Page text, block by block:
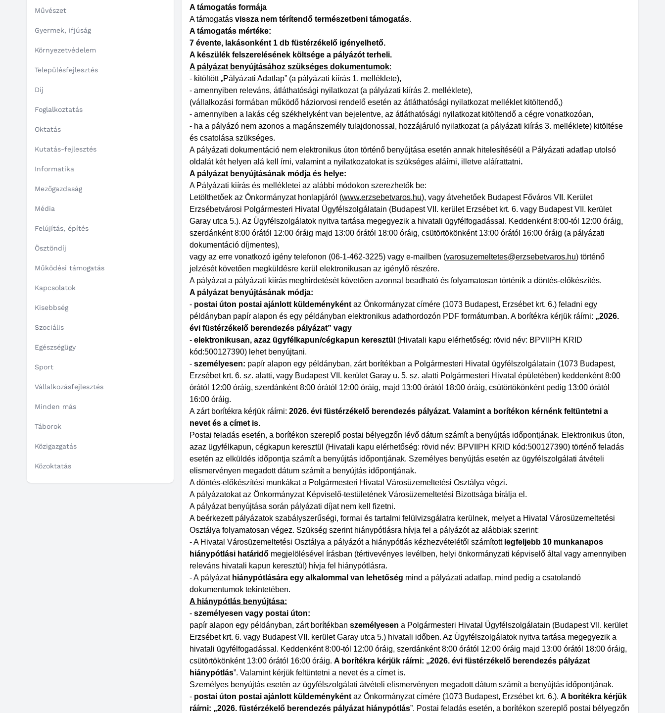
Művészet
Gyermek, ifjúság
Környezetvédelem
Településfejlesztés
Díj
Foglalkoztatás
Oktatás
Kutatás-fejlesztés
Informatika
Mezőgazdaság
Média
Felújítás, építés
Ösztöndíj
Működési támogatás
Kapcsolatok
Kisebbség
Szociális
Egészségügy
Sport
Vállalkozásfejlesztés
Minden más
Táborok
Közigazgatás
Közoktatás
A támogatás formája
A támogatás vissza nem térítendő természetbeni támogatás.
A támogatás mértéke:
7 évente, lakásonként 1 db füstérzékelő igényelhető.
A készülék felszerelésének költsége a pályázót terheli.
A pályázat benyújtásához szükséges dokumentumok:
- kitöltött „Pályázati Adatlap” (a pályázati kiírás 1. melléklete),
- amennyiben releváns, átláthatósági nyilatkozat (a pályázati kiírás 2. melléklete),
(vállalkozási formában működő háziorvosi rendelő esetén az átláthatósági nyilatkozat melléklet kitöltendő,)
- amennyiben a lakás cég székhelyként van bejelentve, az átláthatósági nyilatkozat kitöltendő a cégre vonatkozóan,
- ha a pályázó nem azonos a magánszemély tulajdonossal, hozzájáruló nyilatkozat (a pályázati kiírás 3. melléklete) kitöltése
és csatolása szükséges.
A pályázati dokumentáció nem elektronikus úton történő benyújtása esetén annak hitelesítéséül a Pályázati adatlap utolsó
oldalát két helyen alá kell írni, valamint a nyilatkozatokat is szükséges aláírni, illetve aláírattatni.
A pályázat benyújtásának módja és helye:
A Pályázati kiírás és mellékletei az alábbi módokon szerezhetők be:
Letölthetőek az Önkormányzat honlapjáról (www.erzsebetvaros.hu), vagy átvehetőek Budapest Főváros VII. Kerület
Erzsébetvárosi Polgármesteri Hivatal Ügyfélszolgálatain (Budapest VII. kerület Erzsébet krt. 6. vagy Budapest VII. kerület
Garay utca 5.). Az Ügyfélszolgálatok nyitva tartása megegyezik a hivatali ügyfélfogadással. Keddenként 8:00-tól 12:00 óráig,
szerdánként 8:00 órától 12:00 óráig majd 13:00 órától 18:00 óráig, csütörtökönként 13:00 órától 16:00 óráig (a pályázati
dokumentáció díjmentes),
vagy az erre vonatkozó igény telefonon (06-1-462-3225) vagy e-mailben (varosuzemeltetes@erzsebetvaros.hu) történő
jelzését követően megküldésre kerül elektronikusan az igénylő részére.
A pályázat a pályázati kiírás meghirdetését követően azonnal beadható és folyamatosan történik a döntés-előkészítés.
A pályázat benyújtásának módja:
- postai úton postai ajánlott küldeményként az Önkormányzat címére (1073 Budapest, Erzsébet krt. 6.) feladni egy
példányban papír alapon és egy példányban elektronikus adathordozón PDF formátumban. A borítékra kérjük ráírni: „2026.
évi füstérzékelő berendezés pályázat” vagy
- elektronikusan, azaz ügyfélkapun/cégkapun keresztül (Hivatali kapu elérhetőség: rövid név: BPVIIPH KRID
kód:500127390) lehet benyújtani.
- személyesen: papír alapon egy példányban, zárt borítékban a Polgármesteri Hivatal ügyfélszolgálatain (1073 Budapest,
Erzsébet krt. 6. sz. alatti, vagy Budapest VII. kerület Garay u. 5. sz. alatti Polgármesteri Hivatal épületében) keddenként 8:00
órától 12:00 óráig, szerdánként 8:00 órától 12:00 óráig, majd 13:00 órától 18:00 óráig, csütörtökönként pedig 13:00 órától
16:00 óráig.
A zárt borítékra kérjük ráírni: 2026. évi füstérzékelő berendezés pályázat. Valamint a borítékon kérnénk feltüntetni a
nevet és a címet is.
Postai feladás esetén, a borítékon szereplő postai bélyegzőn lévő dátum számít a benyújtás időpontjának. Elektronikus úton,
azaz ügyfélkapun, cégkapun keresztül (Hivatali kapu elérhetőség: rövid név: BPVIIPH KRID kód:500127390) történő feladás
esetén az elküldés időpontja számít a benyújtás időpontjának. Személyes benyújtás esetén az ügyfélszolgálati átvételi
elismervényen megadott dátum számít a benyújtás időpontjának.
A döntés-előkészítési munkákat a Polgármesteri Hivatal Városüzemeltetési Osztálya végzi.
A pályázatokat az Önkormányzat Képviselő-testületének Városüzemeltetési Bizottsága bírálja el.
A pályázat benyújtása során pályázati díjat nem kell fizetni.
A beérkezett pályázatok szabályszerűségi, formai és tartalmi felülvizsgálatra kerülnek, melyet a Hivatal Városüzemeltetési
Osztálya folyamatosan végez. Szükség szerint hiánypótlásra hívja fel a pályázót az alábbiak szerint:
- A Hivatal Városüzemeltetési Osztálya a pályázót a hiánypótlás kézhezvételétől számítottlegfeljebb 10 munkanapos
hiánypótlási határidő megjelölésével írásban (tértivevényes levélben, helyi önkormányzati képviselő által vagy amennyiben
releváns hivatali kapun keresztül) hívja fel hiánypótlásra.
- A pályázat hiánypótlására egy alkalommal van lehetőség mind a pályázati adatlap, mind pedig a csatolandó
dokumentumok tekintetében.
A hiánypótlás benyújtása:
- személyesen vagy postai úton:
papír alapon egy példányban, zárt borítékban személyesen a Polgármesteri Hivatal Ügyfélszolgálatain (Budapest VII. kerület
Erzsébet krt. 6. vagy Budapest VII. kerület Garay utca 5.) hivatali időben. Az Ügyfélszolgálatok nyitva tartása megegyezik a
hivatali ügyfélfogadással. Keddenként 8:00-tól 12:00 óráig, szerdánként 8:00 órától 12:00 óráig majd 13:00 órától 18:00 óráig,
csütörtökönként 13:00 órától 16:00 óráig. A borítékra kérjük ráírni: „2026. évi füstérzékelő berendezés pályázat
hiánypótlás”. Valamint kérjük feltüntetni a nevet és a címet is.
Személyes benyújtás esetén az ügyfélszolgálati átvételi elismervényen megadott dátum számít a benyújtás időpontjának.
- postai úton postai ajánlott küldeményként az Önkormányzat címére (1073 Budapest, Erzsébet krt. 6.). A borítékra kérjük
ráírni: „2026. füstérzékelő berendezés pályázat hiánypótlás”. Postai feladás esetén, a borítékon szereplő postai bélyegzőn